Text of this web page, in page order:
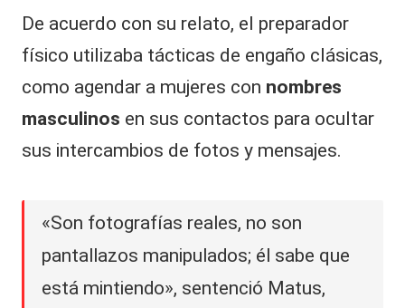
​De acuerdo con su relato, el preparador
físico utilizaba tácticas de engaño clásicas,
como agendar a mujeres con nombres
masculinos en sus contactos para ocultar
sus intercambios de fotos y mensajes.
«Son fotografías reales, no son
pantallazos manipulados; él sabe que
está mintiendo», sentenció Matus,